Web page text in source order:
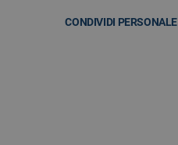
CONDIVIDI PERSONALE